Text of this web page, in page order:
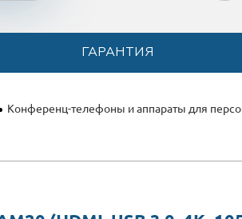
ГАРАНТИЯ
Конференц-телефоны и аппараты для